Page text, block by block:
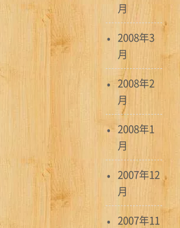
月
2008年3
月
2008年2
月
2008年1
月
2007年12
月
2007年11